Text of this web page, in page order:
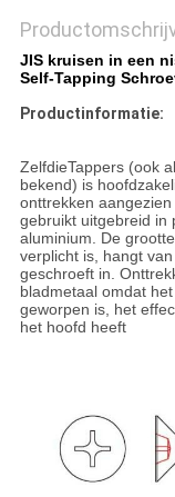
JIS kruisen in een
Self-Tapping
Productinformatie:
ZelfdieTappers (ook
bekend) is
onttrekken
gebruikt uitgebreid in
aluminium. De
verplicht is, hangt
geschroeft in.
bladmetaal omdat
geworpen is, het
het hoofd heeft